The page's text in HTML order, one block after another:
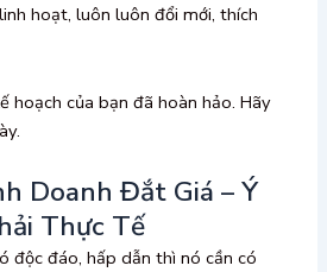
hoạt, luôn luôn đổi mới, thích
hoạch của bạn đã hoàn hảo. Hãy
Doanh Đắt Giá – Ý
Thực Tế
độc đáo, hấp dẫn thì nó cần có